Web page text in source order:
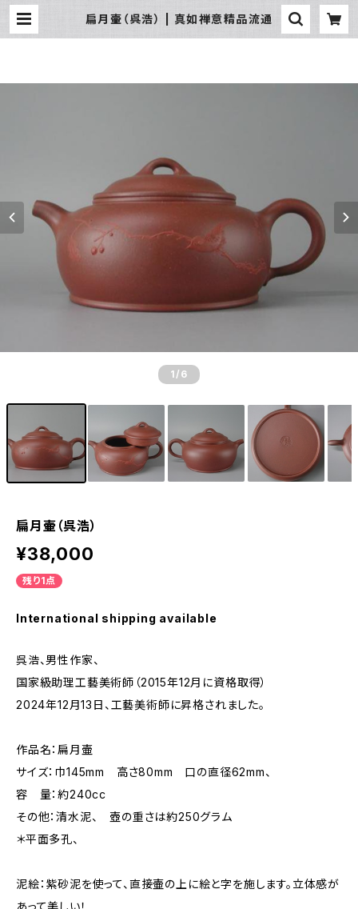
扁月壷（呉浩） | 真如禅意精品流通
1 /6
扁月壷（呉浩）
¥38,000
残り1点
International shipping available
呉浩、男性作家、
国家級助理工藝美術師（2015年12月に資格取得）
2024年12月13日、工藝美術師に昇格されました。
作品名：扁月壷
サイズ：巾145mm 高さ80mm 口の直径62mm、
容 量：約240cc
その他：清水泥、 壺の重さは約250グラム
＊平面多孔、
泥絵：紫砂泥を使って、直接壷の上に絵と字を施します。立体感が
あって美しい！